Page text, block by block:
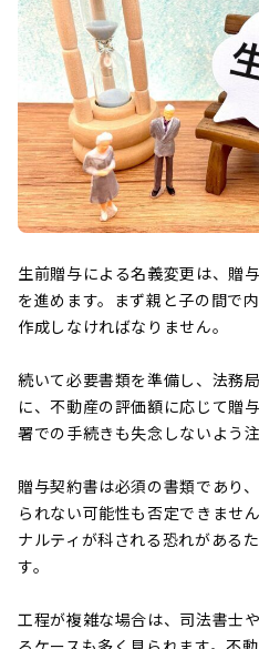
生前贈与による名義変更は、贈
を進めます。まず親と子の間で
作成しなければなりません。
続いて必要書類を準備し、法務
に、不動産の評価額に応じて贈
署での手続きも失念しないよう注
贈与契約書は必須の書類であり
られない可能性も否定できませ
ナルティが科される恐れがある
す。
工程が複雑な場合は、司法書士